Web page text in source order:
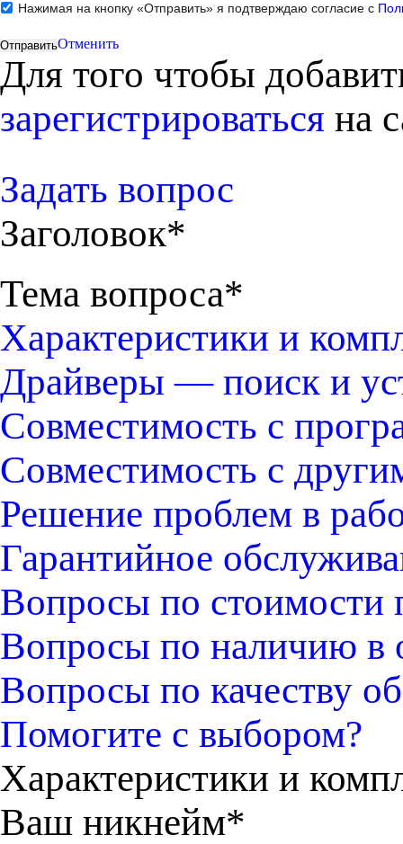
Нажимая на кнопку «Отправить» я подтверждаю согласие с
Отменить
Для того чтобы
зарегистрироваться на
Задать вопрос
Заголовок*
Тема вопроса*
Характеристики и
Драйверы — поиск и
Совместимость с
Совместимость с
Решение проблем в
Гарантийное
Вопросы по стоимости
Вопросы по наличию в
Вопросы по качеству
Помогите с выбором?
Характеристики и
Ваш никнейм*